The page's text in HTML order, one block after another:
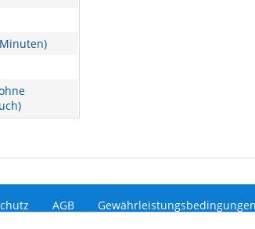
AGB Gewährleistungsbedingungen